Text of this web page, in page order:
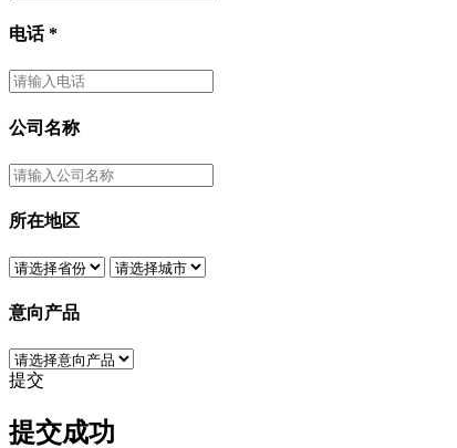
电话*
公司名称
所在地区
意向产品
提交
提交成功